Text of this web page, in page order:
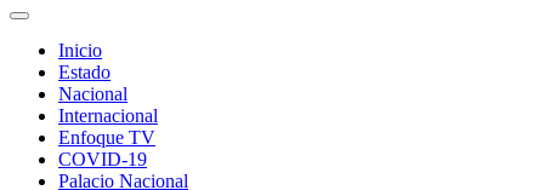
Inicio
Estado
Nacional
Internacional
Enfoque TV
COVID-19
Palacio Nacional